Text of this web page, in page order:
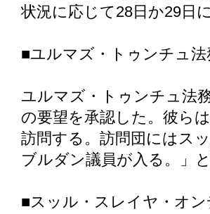
状況に応じて28日か29日
■ユルマズ・トゥンチュ法
ユルマズ・トゥンチュ法
の要望を承認した。彼ら
訪問する。訪問団にはス
ブルダン議員が入る。」と
■スッル・スレイヤ・オ